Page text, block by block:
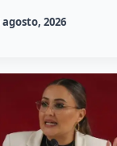
agosto, 2026